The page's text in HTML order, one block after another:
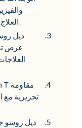
العلاج.
عرض
ديل روسو